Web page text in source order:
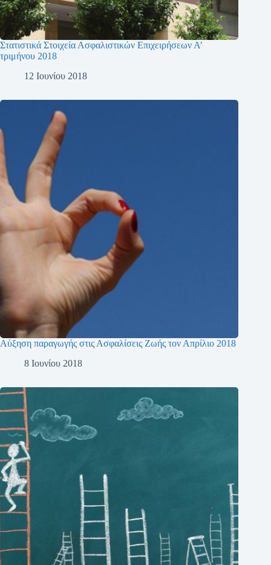
Στατιστικά Στοιχεία Ασφαλιστικών Επιχειρήσεων Α’
τριμήνου 2018
12 Ιουνίου 2018
Αύξηση παραγωγής στις Ασφαλίσεις Ζωής τον Απρίλιο 2018
8 Ιουνίου 2018